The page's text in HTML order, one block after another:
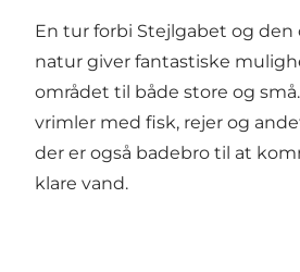
En tur forbi Stejlgabet og
natur giver fantastiske
området til både store og
vrimler med fisk, rejer og
der er også badebro til at
klare vand.